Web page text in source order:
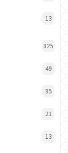
13
825
49
95
21
13